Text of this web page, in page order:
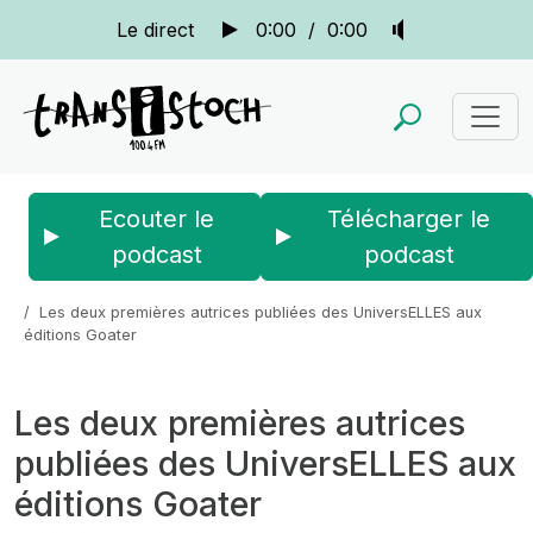
Le direct 0:00 / 0:00
Ecouter le
podcast
Télécharger le
podcast
Les deux premières autrices publiées des UniversELLES aux
éditions Goater
Les deux premières autrices
publiées des UniversELLES aux
éditions Goater